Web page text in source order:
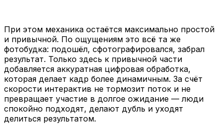
При этом механика остаётся максимально простой
и привычной. По ощущениям это всё та же
фотобудка: подошёл, сфотографировался, забрал
результат. Только здесь к привычной части
добавляется аккуратная цифровая обработка,
которая делает кадр более динамичным. За счёт
скорости интерактив не тормозит поток и не
превращает участие в долгое ожидание — люди
спокойно подходят, делают дубль и уходят
делиться результатом.